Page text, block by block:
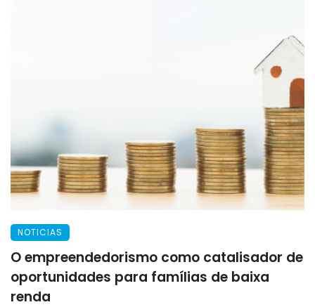
NOTICIAS
O empreendedorismo como catalisador de
oportunidades para famílias de baixa
renda